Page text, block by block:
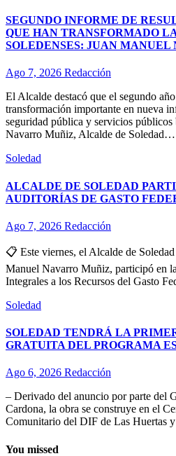
SEGUNDO INFORME DE
QUE HAN TRANSFORMADO
SOLEDENSES: JUAN MANUEL
Ago 7, 2026 Redacción
El Alcalde destacó que el segundo
transformación importante en nueva
seguridad pública y servicios públicos
Navarro Muñiz, Alcalde de Soledad…
Soledad
ALCALDE DE SOLEDAD
AUDITORÍAS DE GASTO
Ago 7, 2026 Redacción
📋 Este viernes, el Alcalde de
Manuel Navarro Muñiz, participó en
Integrales a los Recursos del Gasto
Soledad
SOLEDAD TENDRÁ LA
GRATUITA DEL PROGRAMA
Ago 6, 2026 Redacción
– Derivado del anuncio por parte del
Cardona, la obra se construye en el
Comunitario del DIF de Las Huertas
You missed